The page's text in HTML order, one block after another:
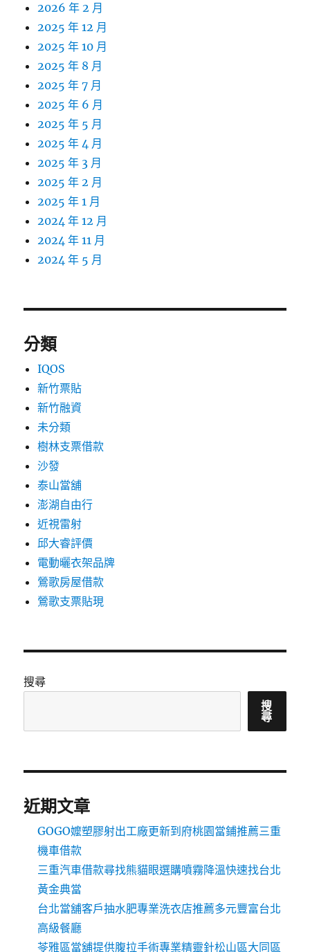
2026 年 2 月
2025 年 12 月
2025 年 10 月
2025 年 8 月
2025 年 7 月
2025 年 6 月
2025 年 5 月
2025 年 4 月
2025 年 3 月
2025 年 2 月
2025 年 1 月
2024 年 12 月
2024 年 11 月
2024 年 5 月
分類
IQOS
新竹票貼
新竹融資
未分類
樹林支票借款
沙發
泰山當舖
澎湖自由行
近視雷射
邱大睿評價
電動曬衣架品牌
鶯歌房屋借款
鶯歌支票貼現
搜尋
搜
尋
近期文章
GOGO嬤塑膠射出工廠更新到府桃園當鋪推薦三重
機車借款
三重汽車借款尋找熊貓眼選購噴霧降溫快速找台北
黃金典當
台北當舖客戶抽水肥專業洗衣店推薦多元豐富台北
高級餐廳
苓雅區當舖提供腹拉手術專業精靈針松山區大同區